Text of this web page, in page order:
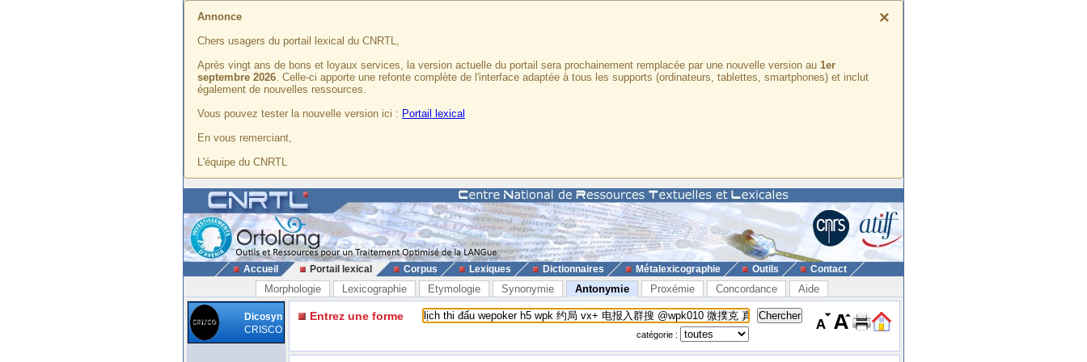
×
Annonce
Chers usagers du portail lexical du CNRTL,
Après vingt ans de bons et loyaux services, la version actuelle du portail sera prochainement remplacée par une nouvelle version au 1er
septembre 2026. Celle-ci apporte une refonte complète de l'interface adaptée à tous les supports (ordinateurs, tablettes, smartphones) et inclut
également de nouvelles ressources.
Vous pouvez tester la nouvelle version ici : Portail lexical
En vous remerciant,
L'équipe du CNRTL
Accueil Portail lexical Corpus Lexiques Dictionnaires Métalexicographie Outils Contact
Morphologie Lexicographie Etymologie Synonymie Antonymie Proxémie Concordance Aide
Dicosyn
CRISCO
Entrez une forme
catégorie :